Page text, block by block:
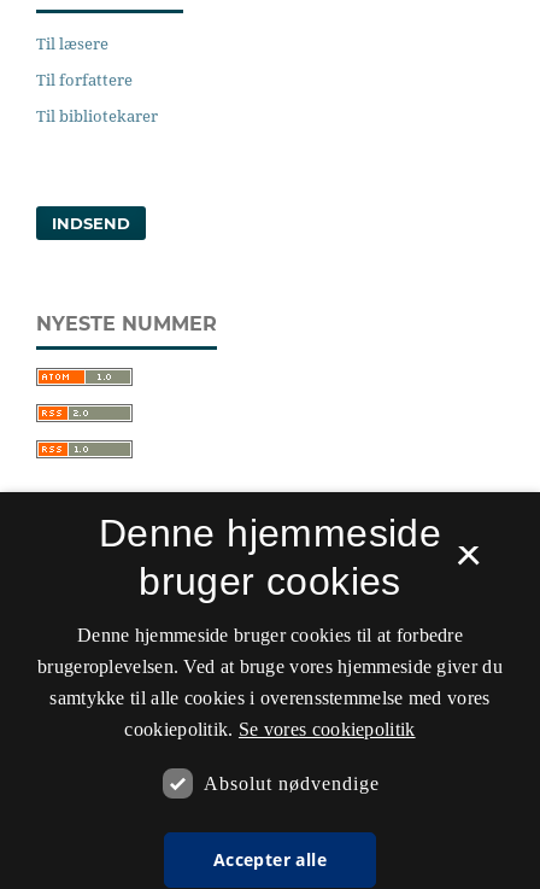
Til læsere
Til forfattere
Til bibliotekarer
INDSEND
NYESTE NUMMER
Sprogforum. Tidsskrift for sprog- og
kulturpædagogik
ISSN 0909-9328 (Trykt)
ISSN 1399-8617 (Online)
Tilgængelighedserklæring
Det Kgl. Bibliotek
×
Denne hjemmeside
bruger cookies
Denne hjemmeside bruger cookies til at forbedre
brugeroplevelsen. Ved at bruge vores hjemmeside giver du
samtykke til alle cookies i overensstemmelse med vores
cookiepolitik. Se vores cookiepolitik
Absolut nødvendige
Accepter alle